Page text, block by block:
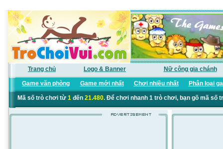
Trang chủ Logo & Banner Nữ công gia chánh
Game văn phòng Game mới nhất Chơi nhiều nhất Phân loại
Mã số trò chơi từ 1đến 21.480. Để chơi nhanh 1 trò chơi, bạn gõ mã số